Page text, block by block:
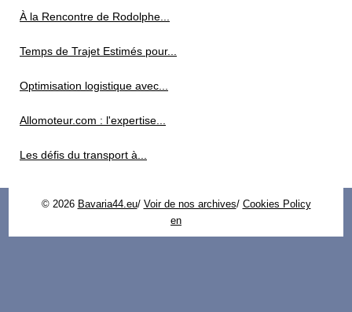
À la Rencontre de Rodolphe...
Temps de Trajet Estimés pour...
Optimisation logistique avec...
Allomoteur.com : l'expertise...
Les défis du transport à...
© 2026 Bavaria44.eu/ Voir de nos archives/ Cookies Policy
en